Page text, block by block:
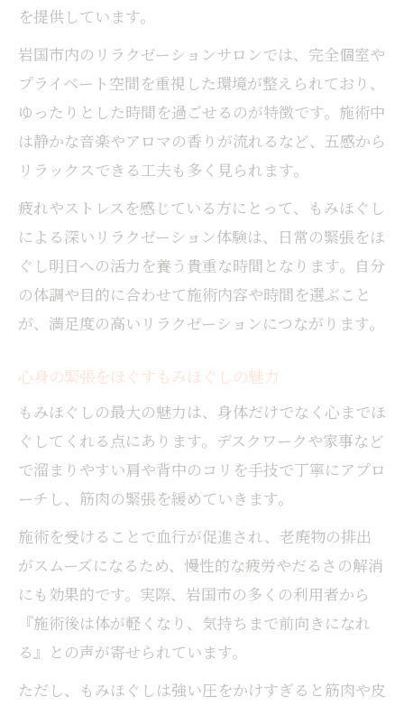
を提供しています。
岩国市内のリラクゼーションサロンでは、完全個室や
プライベート空間を重視した環境が整えられており、
ゆったりとした時間を過ごせるのが特徴です。施術中
は静かな音楽やアロマの香りが流れるなど、五感から
リラックスできる工夫も多く見られます。
疲れやストレスを感じている方にとって、もみほぐし
による深いリラクゼーション体験は、日常の緊張をほ
ぐし明日への活力を養う貴重な時間となります。自分
の体調や目的に合わせて施術内容や時間を選ぶこと
が、満足度の高いリラクゼーションにつながります。
心身の緊張をほぐすもみほぐしの魅力
もみほぐしの最大の魅力は、身体だけでなく心までほ
ぐしてくれる点にあります。デスクワークや家事など
で溜まりやすい肩や背中のコリを手技で丁寧にアプロ
ーチし、筋肉の緊張を緩めていきます。
施術を受けることで血行が促進され、老廃物の排出
がスムーズになるため、慢性的な疲労やだるさの解消
にも効果的です。実際、岩国市の多くの利用者から
『施術後は体が軽くなり、気持ちまで前向きになれ
る』との声が寄せられています。
ただし、もみほぐしは強い圧をかけすぎると筋肉や皮